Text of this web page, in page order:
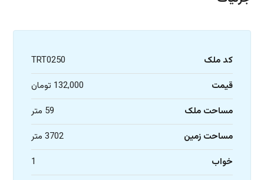
کد ملک
TRT0250
قیمت
132,000 تومان
مساحت ملک
59 متر
مساحت زمین
3702 متر
خواب
1